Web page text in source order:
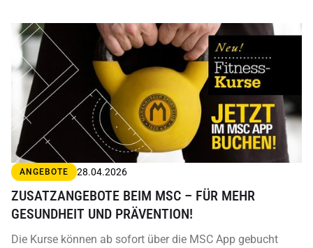
ANGEBOTE 28.04.2026
ZUSATZANGEBOTE BEIM MSC – FÜR MEHR
GESUNDHEIT UND PRÄVENTION!
Die Kurse können ab sofort über die MSC App gebucht